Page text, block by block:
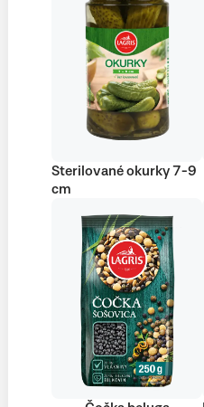
Sterilované okurky 7-9
cm